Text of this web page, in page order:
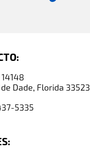
Dade, Florida 33523
5335